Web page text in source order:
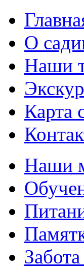
О
Наши
Карта
Наши